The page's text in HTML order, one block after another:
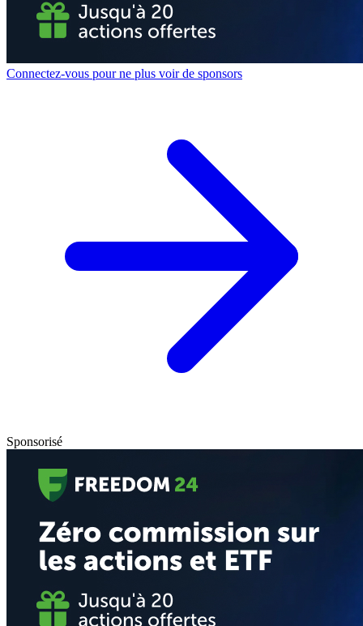
Connectez-vous pour ne plus voir de sponsors
Sponsorisé